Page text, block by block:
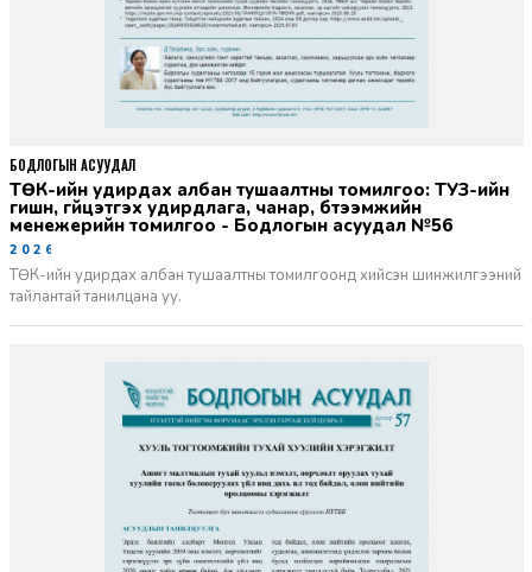
ТӨК-ийн удирдах албан тушаалтны томилгоо: ТУЗ-ийн
гишүүн, гүйцэтгэх удирдлага, чанар, бүтээмжийн
менежерийн томилгоо - Бодлогын асуудал №56
2026-06-02
ТӨК-ийн удирдах албан тушаалтны томилгоонд хийсэн шинжилгээний
тайлантай танилцана уу.
БОДЛОГЫН АСУУДАЛ